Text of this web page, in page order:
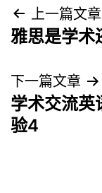
文
章
导
航
上一篇文章
雅思是学术
下一篇文章
学术交流英
验4